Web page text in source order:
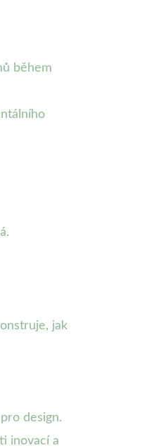
během
jak
design.
inovací a